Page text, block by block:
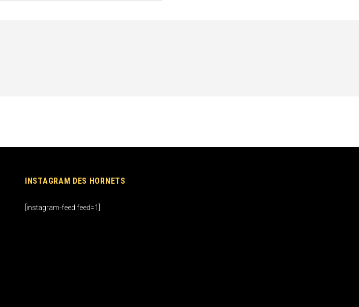
INSTAGRAM DES HORNETS
[instagram-feed feed=1]